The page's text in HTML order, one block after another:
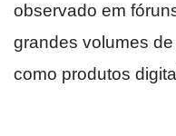
observado em
grandes volumes
como produtos